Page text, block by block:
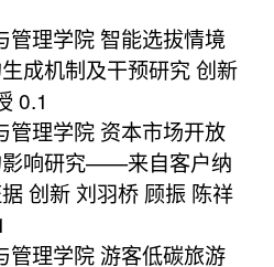
理学院 智能选拔情境
成机制及干预研究 创新
0.1
理学院 资本市场开放
影响研究——来自客户纳
创新 刘羽桥 顾振 陈祥
理学院 游客低碳旅游